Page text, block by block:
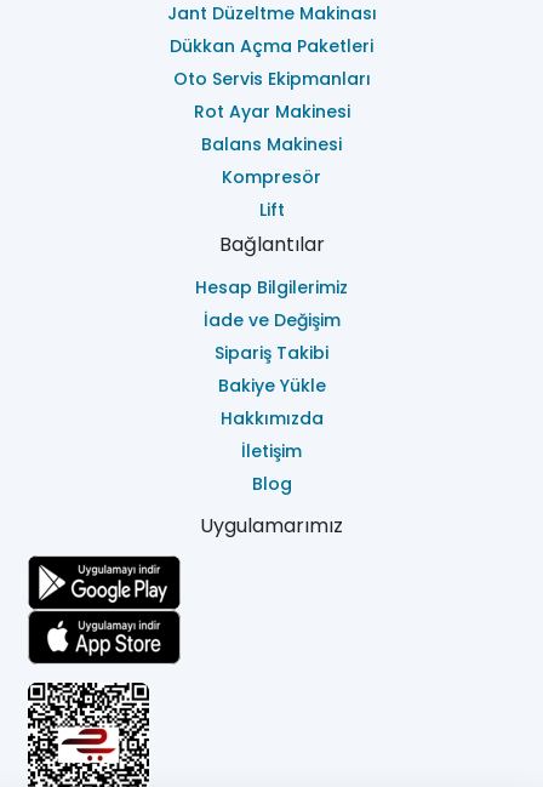
Jant Düzeltme Makinası
Dükkan Açma Paketleri
Oto Servis Ekipmanları
Rot Ayar Makinesi
Balans Makinesi
Kompresör
Lift
Bağlantılar
Hesap Bilgilerimiz
İade ve Değişim
Sipariş Takibi
Bakiye Yükle
Hakkımızda
İletişim
Blog
Uygulamarımız